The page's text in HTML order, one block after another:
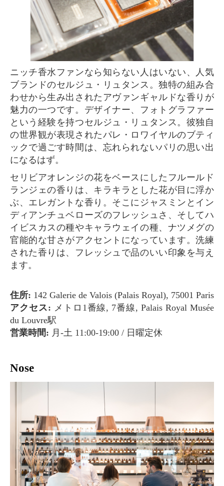
ニッチ香水ファンなら知らない人はいない、人気
ブランドのセルジュ・リュタンス。独特の組み合
わせから生み出されたアヴァンギャルドな香りが
魅力の一つです。デザイナー、フォトグラファー
という経験を持つセルジュ・リュタンス。彼独自
の世界観が表現されたパレ・ロワイヤルのブティ
ックで過ごす時間は、忘れられないパリの思い出
になるはず。
セリビアオレンジの花をベースにしたフルールド
ランジェの香りは、キラキラとした花が目に浮か
ぶ、エレガントな香り。そこにジャスミンとイン
ディアンチュベローズのフレッシュさ、そしてハ
イビスカスの種やキャラウェイの種、ナツメグの
官能的な甘さがアクセントになっています。洗練
された香りは、フレッシュで品のいい印象を与え
ます。
住所: 142 Galerie de Valois (Palais Royal), 75001 Paris
アクセス: メトロ1番線, 7番線, Palais Royal Musée
du Louvre駅
営業時間: 月-土 11:00-19:00 / 日曜定休
Nose